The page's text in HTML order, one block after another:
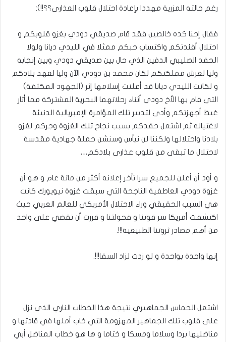
رغم حالته المزرية مهددا بإعادة احتلال قلوب العذارى؟؟!!):
فقال إحنا كده خالصين فقد قام صديقي دودي بغزو قلوبكم و
احتلال أفئدتكم واكتساب حبكم ممثلا في الليدي ديانا ولولا
الحقد الصليبي الدفين الذي حال بين صديقي دودي وبين إنجابه
وليا لعرش مملكتكم لكان محمد بن دودي الآن وليا لعهد بلادكم
و لكانت الليدي ديانا قد أعلنت إسلامها إثر (الجهود المكثفة)
التي قام بها الأخ دودي أثناء رحلاتهما البحرية المشتركة مما أثار
غيظ أجهزتكم وأدى لتدبير تلك المؤامرة الإمبريالية الدنيئة
لاغتياله ثم اشتعل حقدكم بسبب نجاح تلك الغزوة وجركم لغزو
بلادنا واحتلالها ولكننا لن نيأس وسنشن حملة جهادية مقدسة
لاحتلال ما تبقى من قلوب عذارى بلادكم…
و أود أن أعلن للجميع سرا تأخر إعلانه أكثر من مائة عام و هو أن
غزوة دودي العاطفية الناجحة التي سبقت غزوة نيويورك كانت
هي السبب الحقيقي وراء الاحتلال الأمريكي للعالم العربي حيث
اكتشفت أمريكا سر قوتنا و فحولتنا و قررت أن تقضي على واحد
من أهم مصادر ثروتنا الطبيعية!!!.
إنها واحدة بواحدة و لو زدت لزاد السقا!!!.
اشتعل الحماس الجماهيري نتيجة هذا الخطاب الناري الذي نزل
على قلوب تلك الجماهير المهزومة التي خاب أملها في قادتها و
مناضليها بردا وسلاما ومسكا و ختاما و ها هو خطاب المناضل أبي